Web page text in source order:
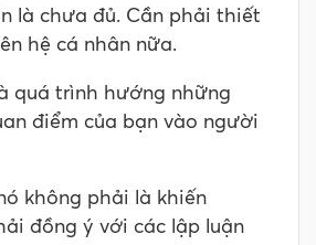
là chưa đủ. Cần phải thiết
hệ cá nhân nữa.
quá trình hướng những
điểm của bạn vào người
không phải là khiến
đồng ý với các lập luận